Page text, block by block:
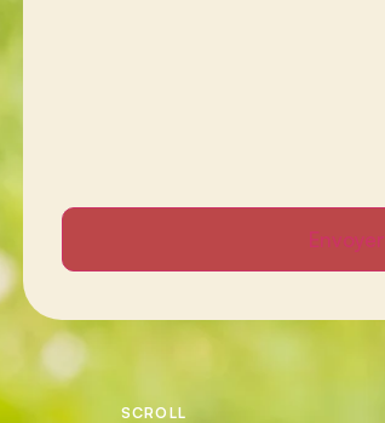
Envoyer
SCROLL